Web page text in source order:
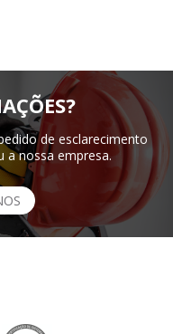
de esclarecimento
a nossa empresa.